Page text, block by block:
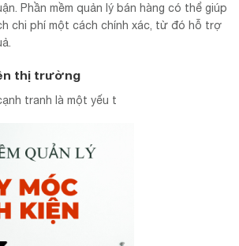
Phần mềm quản lý bán hàng có thể giúp
chi phí một cách chính xác, từ đó hỗ trợ
thị trường
tranh là một yếu t